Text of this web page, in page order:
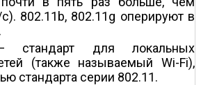
802.11b, 802.11g оперируют в
для локальных
(также называемый Wi-Fi),
стандарта серии 802.11.